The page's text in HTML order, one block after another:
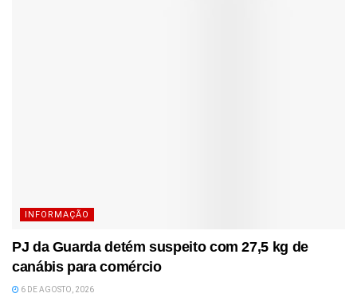
INFORMAÇÃO
PJ da Guarda detém suspeito com 27,5 kg de
canábis para comércio
6 DE AGOSTO, 2026